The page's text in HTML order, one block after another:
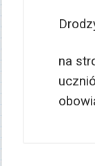
na